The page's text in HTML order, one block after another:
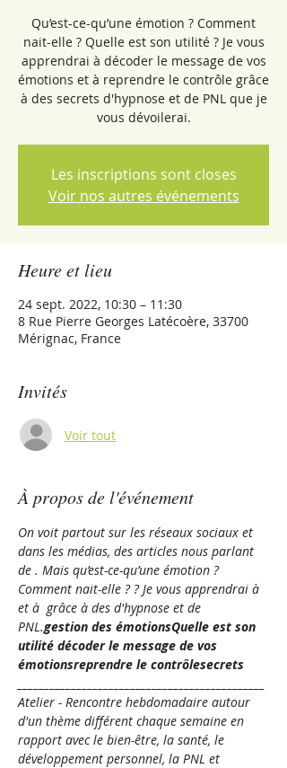
Qu’est-ce-qu’une émotion ? Comment
nait-elle ? Quelle est son utilité ? Je vous
apprendrai à décoder le message de vos
émotions et à reprendre le contrôle grâce
à des secrets d'hypnose et de PNL que je
vous dévoilerai.
Les inscriptions sont closes
Voir nos autres événements
Heure et lieu
24 sept. 2022, 10:30 – 11:30
8 Rue Pierre Georges Latécoère, 33700
Mérignac, France
Invités
Voir tout
À propos de l'événement
On voit partout sur les réseaux sociaux et
dans les médias, des articles nous parlant
de . Mais qu’est-ce-qu’une émotion ?
Comment nait-elle ? ? Je vous apprendrai à
et à grâce à des d'hypnose et de
PNL.gestion des émotionsQuelle est son
utilité décoder le message de vos
émotionsreprendre le contrôlesecrets
Atelier - Rencontre hebdomadaire autour
d'un thème différent chaque semaine en
rapport avec le bien-être, la santé, le
développement personnel, la PNL et